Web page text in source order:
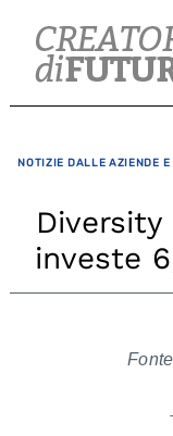
content
NOTIZIE DALLE AZIENDE E
investe